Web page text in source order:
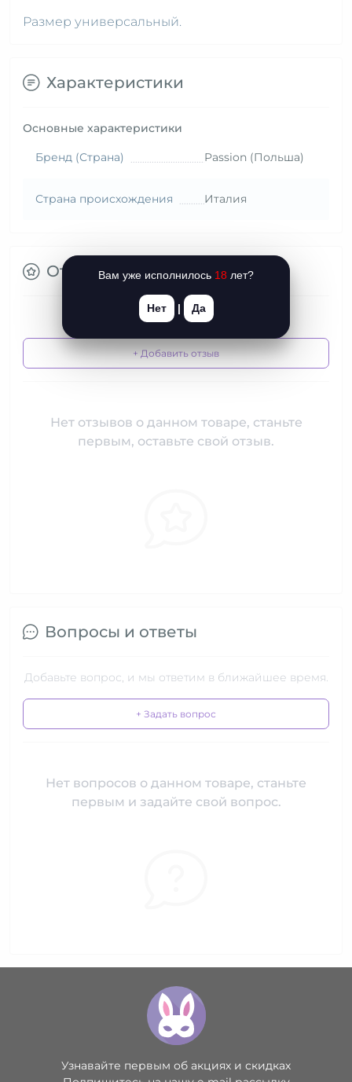
Размер универсальный.
Характеристики
Основные характеристики
Бренд (Страна) Passion (Польша)
Страна происхождения Италия
Отзывы
Нет отзывов об этом товаре.
+ Добавить отзыв
Нет отзывов о данном товаре, станьте
первым, оставьте свой отзыв.
Вопросы и ответы
Добавьте вопрос, и мы ответим в ближайшее время.
+ Задать вопрос
Нет вопросов о данном товаре, станьте
первым и задайте свой вопрос.
Узнавайте первым об акциях и скидках
Вам уже исполнилось 18 лет?
Нет | Да